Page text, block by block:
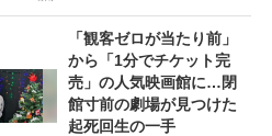
「観客ゼロが当たり前」
から「1分でチケット完
売」の人気映画館に…閉
館寸前の劇場が見つけた
起死回生の一手